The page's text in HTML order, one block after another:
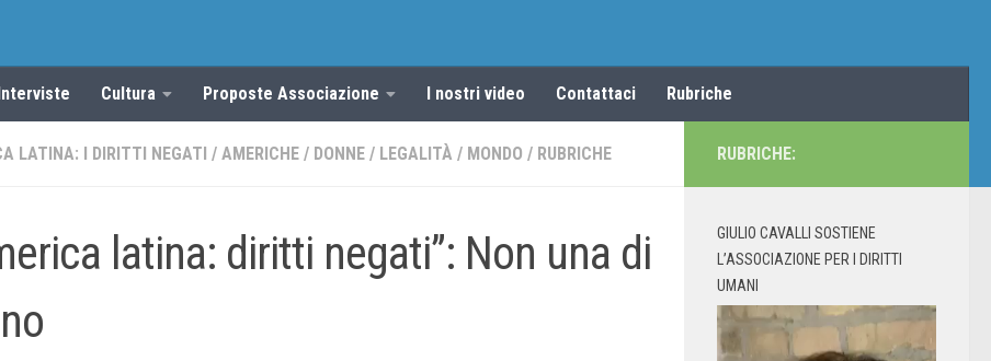
Cultura Proposte Associazione I nostri video Contattaci Rubriche
LATINA: I DIRITTI NEGATI / AMERICHE / DONNE / LEGALITÀ / MONDO / RUBRICHE
latina: diritti negati”: Non una di
RUBRICHE:
GIULIO CAVALLI SOSTIENE
L’ASSOCIAZIONE PER I DIRITTI
UMANI
Video
Player